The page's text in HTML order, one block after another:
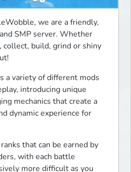
we are a friendly,
SMP server. Whether
build, grind or shiny
a variety of different mods
introducing unique
mechanics that create a
dynamic experience for
that can be earned by
with each battle
more difficult as you